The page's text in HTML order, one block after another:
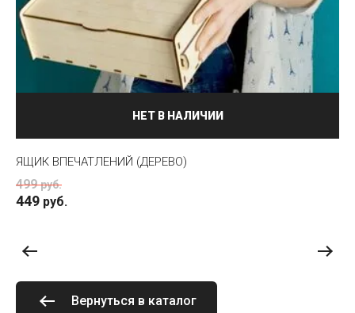
НЕТ В НАЛИЧИИ
ЯЩИК ВПЕЧАТЛЕНИЙ (ДЕРЕВО)
499 руб.
449 руб.
Вернуться в каталог